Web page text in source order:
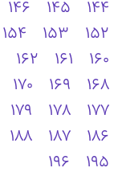
144
145
146
152
153
154
160
161
162
168
169
170
177
178
179
186
187
188
195
196